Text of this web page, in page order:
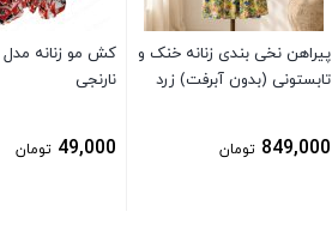
پیراهن نخی بندی زنانه خنک و
تابستونی (بدون آبرفت) زرد
849,000 تومان
کش مو زنانه مدل
نارنجی
49,000 تومان